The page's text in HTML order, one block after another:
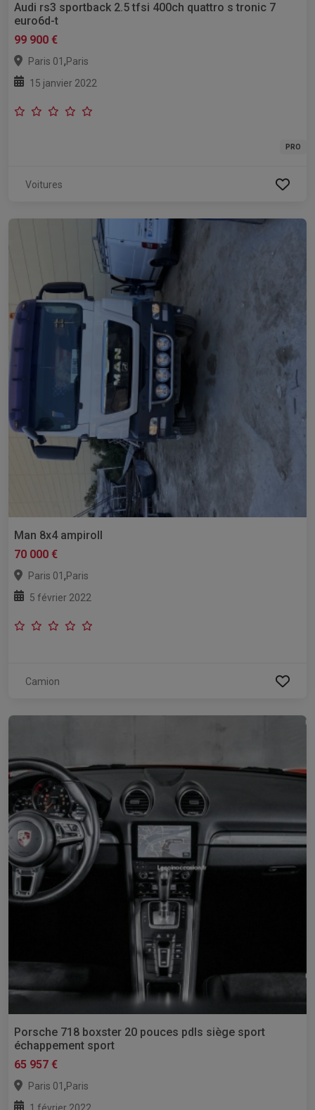
Audi rs3 sportback 2.5 tfsi 400ch quattro s tronic 7
euro6d-t
99 900 €
Paris 01 ,Paris
15 janvier 2022
PRO
Voitures
Man 8x4 ampiroll
70 000 €
Paris 01 ,Paris
5 février 2022
Camion
Porsche 718 boxster 20 pouces pdls siège sport
échappement sport
65 957 €
Paris 01 ,Paris